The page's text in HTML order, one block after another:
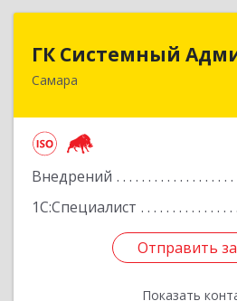
ГК Системный
Самара
Внедрений
1С:Специалист
Отправить
Показать
ГК Системный
443013, Самарская обл,
Отправить
Назад